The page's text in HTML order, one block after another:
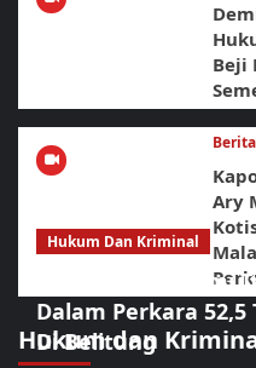
Beji
Berita
Ary
Hukum dan
Hukum Dan Kriminal
Polda Babel Resmi
Dalam Perkara
Di Belitung